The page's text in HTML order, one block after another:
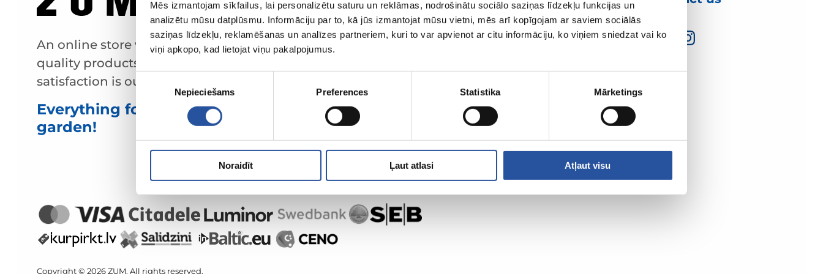
Mēs izmantojam sīkfailus, lai personalizētu saturu un reklāmas, nodrošinātu sociālo saziņas līdzekļu funkcijas un
analizētu mūsu datplūsmu. Informāciju par to, kā jūs izmantojat mūsu vietni, mēs arī kopīgojam ar saviem sociālās
saziņas līdzekļu, reklamēšanas un analīzes partneriem, kuri to var apvienot ar citu informāciju, ko viņiem sniedzat vai ko
viņi apkopo, kad lietojat viņu pakalpojumus.
Nepieciešams Preferences Statistika Mārketings
Noraidīt Ļaut atlasi Atļaut visu
An online store with great prices and
quality products, where customer
satisfaction is our main value.
Everything for your home and
garden!
Copyright © 2026 ZUM. All rights reserved.